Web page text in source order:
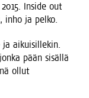
Insi­de out
inho ja pelko.
aikui­sil­le­kin.
pään sisäl­lä
ollut